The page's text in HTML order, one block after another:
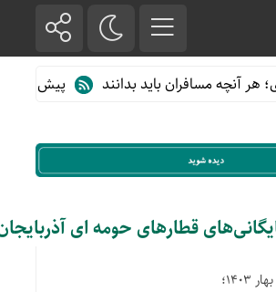
آنچه مسافران باید بدانند پیش فروش
قطارهای حومه ای
بهار 1403؛